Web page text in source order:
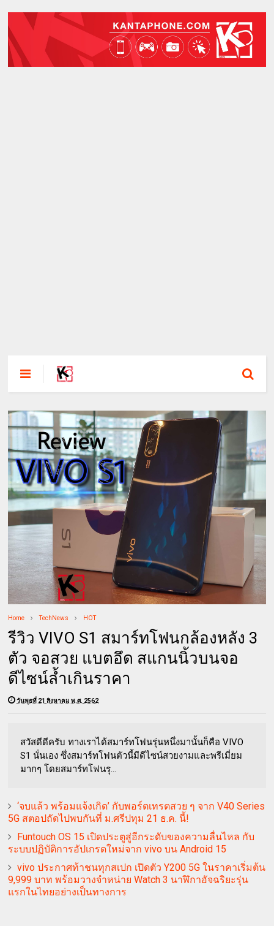
Home TechNews HOT
รีวิว VIVO S1 สมาร์ทโฟนกล้องหลัง 3
ตัว จอสวย แบตอึด สแกนนิ้วบนจอ
ดีไซน์ล้ำเกินราคา
วันพุธที่ 21 สิงหาคม พ.ศ. 2562
สวัสดีดีครับ ทางเราได้สมาร์ทโฟนรุ่นหนึ่งมานั้นก็คือ VIVO
S1 นั่นเอง ซึ่งสมาร์ทโฟนตัวนี้มีดีไซน์สวยงามและพรีเมี่ยม
มากๆ โดยสมาร์ทโฟนรุ...
‘จบแล้ว พร้อมแจ้งเกิด’ กับพอร์ตเทรตสวย ๆ จาก V40 Series
5G สตอปถัดไปพบกันที่ ม.ศรีปทุม 21 ธ.ค. นี้!
Funtouch OS 15 เปิดประตูสู่อีกระดับของความลื่นไหล กับ
ระบบปฏิบัติการอัปเกรดใหม่จาก vivo บน Android 15
vivo ประกาศท้าชนทุกสเปก เปิดตัว Y200 5G ในราคาเริ่มต้น
9,999 บาท พร้อมวางจำหน่าย Watch 3 นาฬิกาอัจฉริยะรุ่น
แรกในไทยอย่างเป็นทางการ